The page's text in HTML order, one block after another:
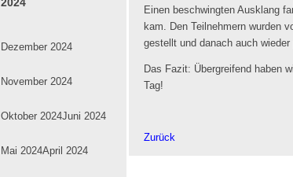
Einen beschwingten Ausklang
kam. Den Teilnehmern wurden
gestellt und danach auch
Das Fazit: Übergreifend haben
Tag!
Zurück
Dezember 2024
November 2024
Oktober 2024Juni 2024
Mai 2024April 2024